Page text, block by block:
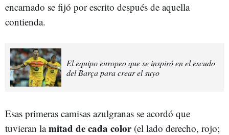
encarnado se fijó por escrito después de aquella
contienda.
El equipo europeo que se inspiró en el escudo
del Barça para crear el suyo
Esas primeras camisas azulgranas se acordó que
tuvieran lamitad de cada color(el lado derecho, rojo;